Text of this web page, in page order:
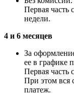
Первая часть
недели.
4 и 6 месяцев
За
ее в графике
Первая часть
При этом вся
платеж.